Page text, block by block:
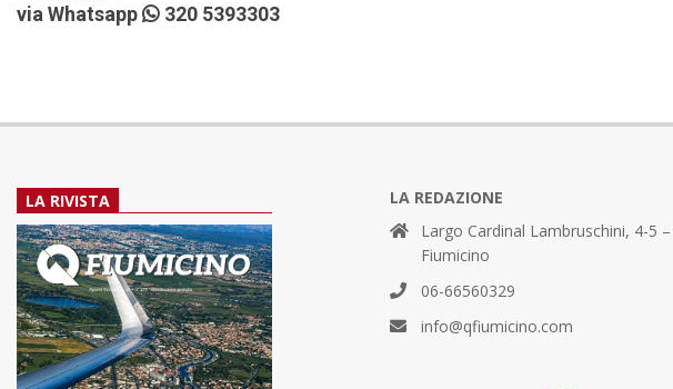
via Whatsapp
320 5393303
LA RIVISTA
LA REDAZIONE
Largo Cardinal Lambruschini, 4-5 –
Fiumicino
06-66560329
info@qfiumicino.com